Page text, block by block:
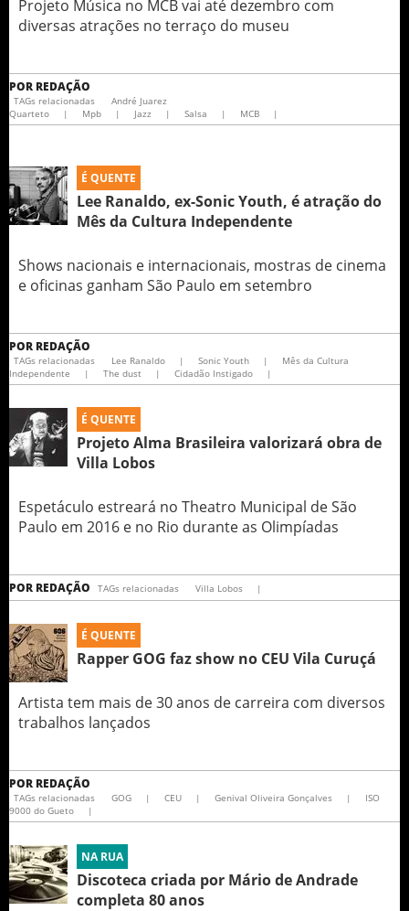
Projeto Música no MCB vai até dezembro com
diversas atrações no terraço do museu
POR REDAÇÃO
TAGs relacionadas
André Juarez
Quarteto
| Mpb | Jazz | Salsa | MCB |
É QUENTE
Lee Ranaldo, ex-Sonic Youth, é atração do
Mês da Cultura Independente
Shows nacionais e internacionais, mostras de cinema
e oficinas ganham São Paulo em setembro
POR REDAÇÃO
TAGs relacionadas Lee Ranaldo | Sonic Youth |
Mês da Cultura
Independente
| The dust | Cidadão Instigado |
É QUENTE
Projeto Alma Brasileira valorizará obra de
Villa Lobos
Espetáculo estreará no Theatro Municipal de São
Paulo em 2016 e no Rio durante as Olimpíadas
POR REDAÇÃO TAGs relacionadas Villa Lobos |
É QUENTE
Rapper GOG faz show no CEU Vila Curuçá
Artista tem mais de 30 anos de carreira com diversos
trabalhos lançados
POR REDAÇÃO
TAGs relacionadas GOG | CEU | Genival Oliveira Gonçalves |
ISO
9000 do Gueto
|
NA RUA
Discoteca criada por Mário de Andrade
completa 80 anos